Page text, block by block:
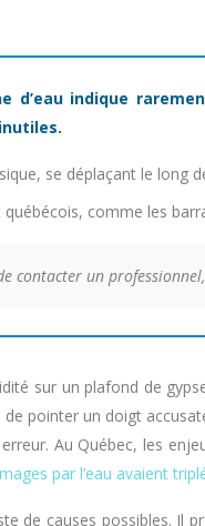
d’eau indique
se déplaçant le
comme les
contacter un
sur un plafond de
de pointer un doigt
Au Québec, les
par l’eau avaient
de causes possibles. Il